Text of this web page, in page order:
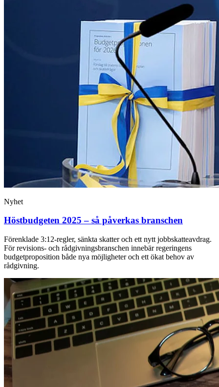
Nyhet
Höstbudgeten 2025 – så påverkas branschen
Förenklade 3:12-regler, sänkta skatter och ett nytt jobbskatteavdrag.
För revisions- och rådgivningsbranschen innebär regeringens
budgetproposition både nya möjligheter och ett ökat behov av
rådgivning.